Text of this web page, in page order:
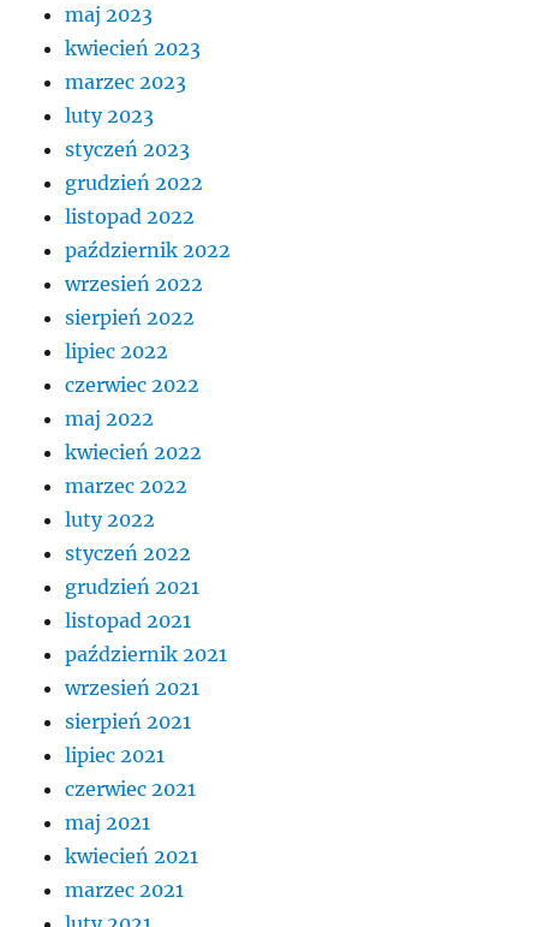
maj 2023
kwiecień 2023
marzec 2023
luty 2023
styczeń 2023
grudzień 2022
listopad 2022
październik 2022
wrzesień 2022
sierpień 2022
lipiec 2022
czerwiec 2022
maj 2022
kwiecień 2022
marzec 2022
luty 2022
styczeń 2022
grudzień 2021
listopad 2021
październik 2021
wrzesień 2021
sierpień 2021
lipiec 2021
czerwiec 2021
maj 2021
kwiecień 2021
marzec 2021